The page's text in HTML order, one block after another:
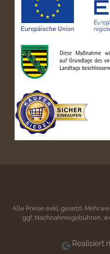
Alle Preise exkl. gesetzl.
ggf. Nachnahmegebühren,
Realisiert